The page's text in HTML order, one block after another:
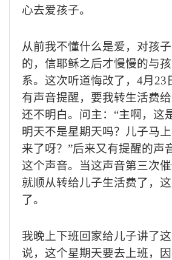
心去爱孩子。
从前我不懂什么是爱，对孩
的，信耶稣之后才慢慢的与
系。这次听道悔改了， 4月 23
有声音提醒，要我转生活费
还不明白。问主：“主啊，这
明天不是星期天吗？儿子马
来了呀？”后来又有提醒的声
这个声音。当这声音第三次
就顺从转给儿子生活费了，
了。
我晚上下班回家给儿子讲了
说，这个星期天要去上班，